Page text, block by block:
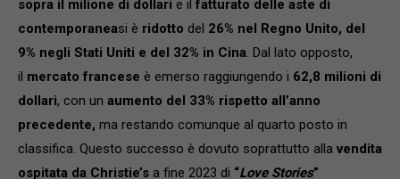
sopra il milione di dollari e il fatturato delle aste di
contemporaneasi è ridotto del 26% nel Regno Unito, del
9% negli Stati Uniti e del 32% in Cina. Dal lato opposto,
il mercato francese è emerso raggiungendo i 62,8 milioni di
dollari, con un aumento del 33% rispetto all’anno
precedente, ma restando comunque al quarto posto in
classifica. Questo successo è dovuto soprattutto alla vendita
ospitata da Christie’s a fine 2023 di “Love Stories”